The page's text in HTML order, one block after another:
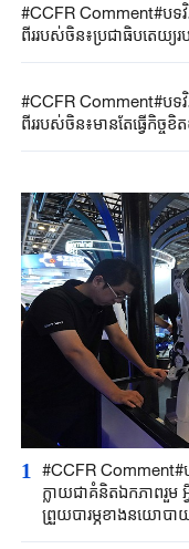
#CCFR Comment#បទ
ពីររបស់ចិន៖ប្រជាធិបតេយ្យ
#CCFR Comment#បទ
ពីររបស់ចិន៖មានតែធ្វើកិច្ច
1
#CCFR
ក្លាយជាគំនិតឯកភាពរួម
ព្រួយបារម្ភខាងនយោប